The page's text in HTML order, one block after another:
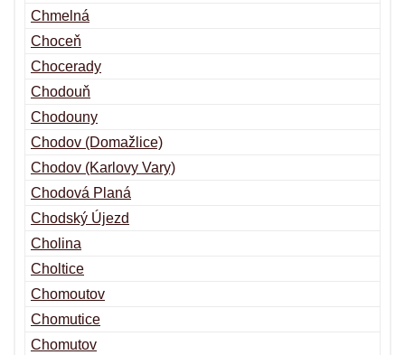
Chmelná
Choceň
Chocerady
Chodouň
Chodouny
Chodov (Domažlice)
Chodov (Karlovy Vary)
Chodová Planá
Chodský Újezd
Cholina
Choltice
Chomoutov
Chomutice
Chomutov